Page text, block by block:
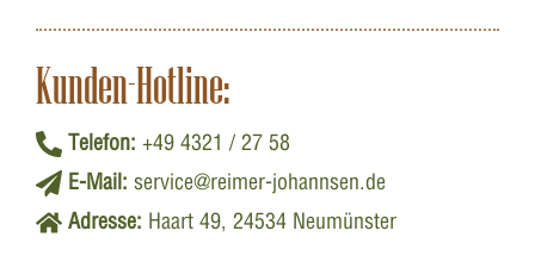
Kunden-Hotline:
Telefon: +49 4321 / 27 58
E-Mail: service@reimer-johannsen.de
Adresse: Haart 49, 24534 Neumünster